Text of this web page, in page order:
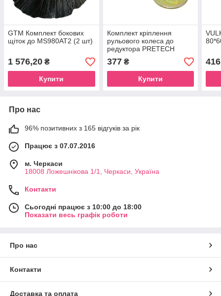
GTM Комплект бокових
щіток до MS980AT2 (2 шт)
1 576,20 ₴
Купити
Комплект кріплення
рульового колеса до
редуктора PRETECH
377₴
Купити
Про нас
96% позитивних з 165 відгуків за рік
Працює з 07.07.2016
м. Черкаси
18008 Ложешнікова 1/1, Черкаси, Україна
Контакти
Сьогодні працює з 10:00 до 18:00
Показати весь графік роботи
Про нас
Контакти
Доставка та оплата